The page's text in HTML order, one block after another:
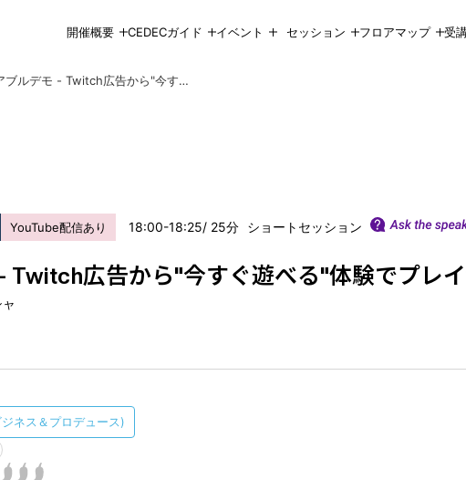
開催概要 CEDECガイド イベント セッション フロアマップ 受
プレイアブルデモ - Twitch広告から"今すぐ遊べる"体験でプレイヤー獲得する方法
YouTube配信あり 18:00-18:25 25 ショートセッション
Twitch広告から"今すぐ遊べる"体験でプレ
ジネス＆プロデュース)